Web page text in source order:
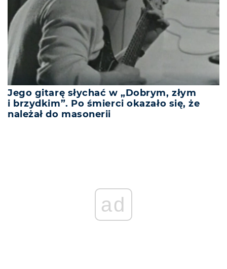
Jego gitarę słychać w „Dobrym, złym
i brzydkim”. Po śmierci okazało się, że
należał do masonerii
ad